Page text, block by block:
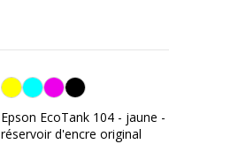
Jaune
Epson EcoTank 104 - jaune -
réservoir d'encre original